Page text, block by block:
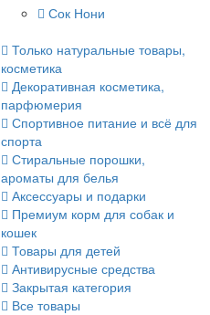
Сок Нони
Только натуральные товары,
косметика
Декоративная косметика,
парфюмерия
Спортивное питание и всё для
спорта
Стиральные порошки,
ароматы для белья
Аксессуары и подарки
Премиум корм для собак и
кошек
Товары для детей
Антивирусные средства
Закрытая категория
Все товары